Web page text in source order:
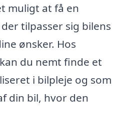
muligt at få en
tilpasser sig bilens
ønsker. Hos
du nemt finde et
i bilpleje og som
din bil, hvor den